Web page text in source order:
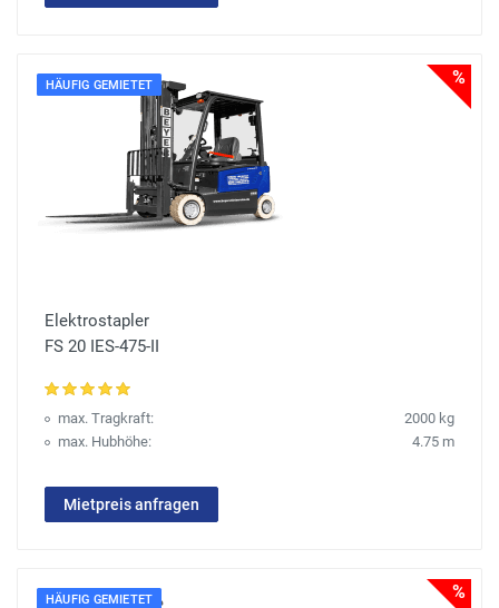
HÄUFIG GEMIETET %
Elektrostapler
FS 20 IES-475-II
max. Tragkraft:
2000 kg
max. Hubhöhe:
4.75 m
Mietpreis anfragen
HÄUFIG GEMIETET %